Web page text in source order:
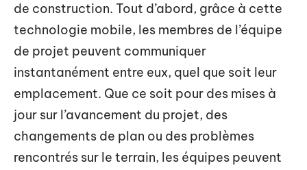
de construction. Tout d’abord, grâce à cette
technologie mobile, les membres de l’équipe
de projet peuvent communiquer
instantanément entre eux, quel que soit leur
emplacement. Que ce soit pour des mises à
jour sur l’avancement du projet, des
changements de plan ou des problèmes
rencontrés sur le terrain, les équipes peuvent